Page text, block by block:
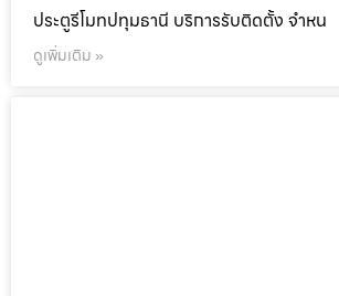
ประตูรีโมทปทุมธานี บริการรับติดตั้ง จำหน
ดูเพิ่มเติม »